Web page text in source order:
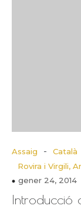
Assaig - Català
Rovira i Virgili,
gener 24, 2014
Introducció